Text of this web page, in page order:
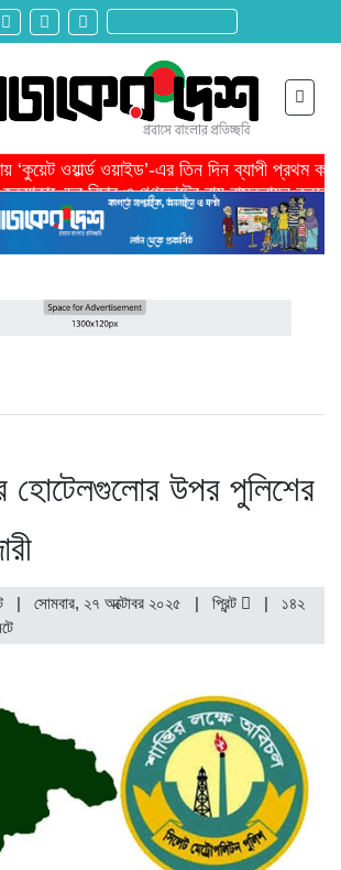
‘কুয়েট ওয়ার্ল্ড ওয়াইড’-এর তিন দিন ব্যাপী প্রথম
বিচার ও গণভোটের রায় বাস্তবায়ন করতে
ও প্রযুক্তি উদ্যোক্তাদের পাশে থাকবে সরকার -
অবহেলা করা শুরু মুজিব সরকারের আমল থেকে-
এসে মার্কিন দূতের ভারতের হাইকমিশনারের সঙ্গে
ছাত্রদল সভাপতিসহ ১১ জনের বিরুদ্ধে এনসিপির
লড়াইয়ে জিততে হলে সাংস্কৃতিক লড়াইয়ে জিততে
হোটেলগুলোর উপর পুলিশের
| সোমবার, ২৭ অক্টোবর ২০২৫ | প্রিন্ট | ১৪২